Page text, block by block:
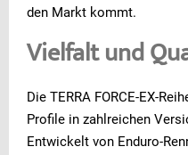
den Markt kommt.
Vielfalt und
Die TERRA FORCE-EX-
Profile in zahlreichen
Entwickelt von Enduro-